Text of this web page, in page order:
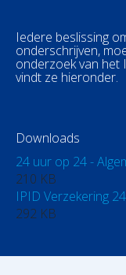
Iedere beslissing
onderschrijven,
onderzoek van het
vindt ze hieronder.
Downloads
24 uur op 24 -
210 KB
IPID Verzekering
292 KB